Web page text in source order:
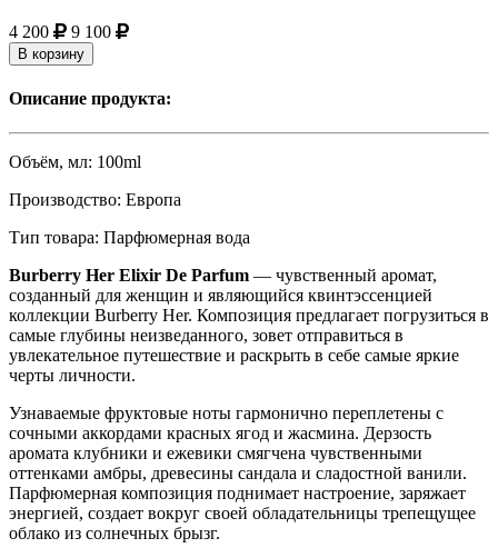
4 200 9 100
В корзину
Описание продукта:
Объём, мл: 100ml
Производство: Eвропа
Тип товара: Парфюмерная вода
Burberry Her Elixir De Parfum — чувственный аромат,
созданный для женщин и являющийся квинтэссенцией
коллекции Burberry Her. Композиция предлагает погрузиться в
самые глубины неизведанного, зовет отправиться в
увлекательное путешествие и раскрыть в себе самые яркие
черты личности.
Узнаваемые фруктовые ноты гармонично переплетены с
сочными аккордами красных ягод и жасмина. Дерзость
аромата клубники и ежевики смягчена чувственными
оттенками амбры, древесины сандала и сладостной ванили.
Парфюмерная композиция поднимает настроение, заряжает
энергией, создает вокруг своей обладательницы трепещущее
облако из солнечных брызг.